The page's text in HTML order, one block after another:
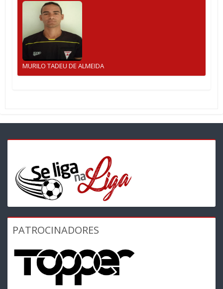
MURILO TADEU DE ALMEIDA
PATROCINADORES